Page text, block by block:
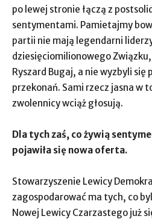
po lewej stronie łączą z
sentymentami. Pamietajmy
partii nie mają legendarni
dziesięciomilionowego
Ryszard Bugaj, a nie wyzbyli się
przekonań. Sami rzecz jasna w
zwolennicy wciąż głosują.
Dla tych zaś, co żywią
pojawiła się nowa oferta.
Stowarzyszenie Lewicy
zagospodarować ma tych, co
Nowej Lewicy Czarzastego już